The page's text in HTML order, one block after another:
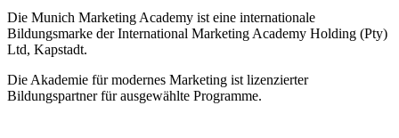
Die Munich Marketing Academy ist eine internationale
Bildungsmarke der International Marketing Academy Holding (Pty)
Ltd, Kapstadt.
Die Akademie für modernes Marketing ist lizenzierter
Bildungspartner für ausgewählte Programme.